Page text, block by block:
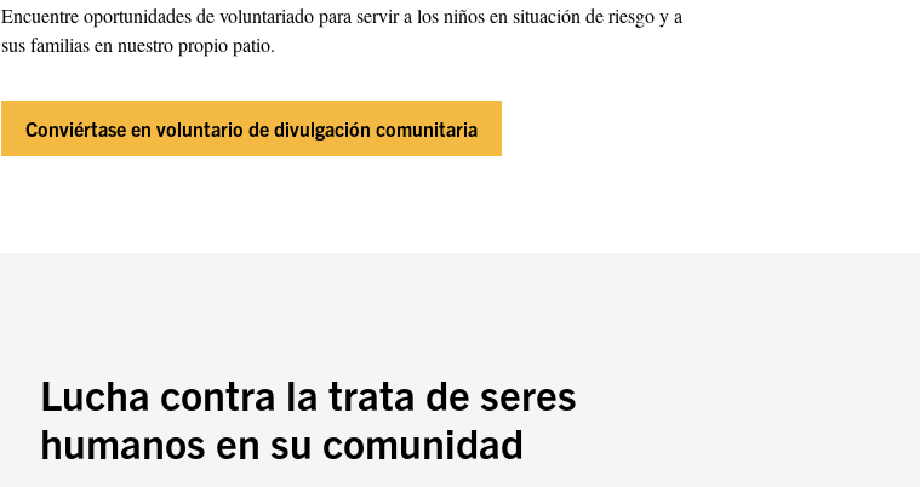
Encuentre oportunidades de voluntariado para servir a los niños en situación de riesgo y a
sus familias en nuestro propio patio.
Conviértase en voluntario de divulgación comunitaria
Lucha contra la trata de seres
humanos en su comunidad